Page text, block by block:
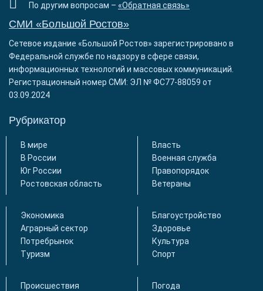
По другим вопросам – «Обратная связь»
СМИ «Большой Ростов»
Сетевое издание «Большой Ростов» зарегистрировано в
Федеральной службе по надзору в сфере связи,
информационных технологий и массовых коммуникаций.
Регистрационный номер СМИ: ЭЛ № ФС77-88059 от
03.09.2024
Рубрикатор
В мире
В России
Юг России
Ростовская область
Власть
Военная служба
Правопорядок
Ветераны
Экономика
Аграрный сектор
Потребрынок
Туризм
Благоустройство
Здоровье
Культура
Спорт
Происшествия
Погода